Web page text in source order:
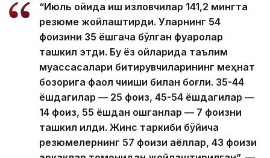
“Июль ойида иш изловчилар 141,2 мингта
резюме жойлаштирди. Уларнинг 54
фоизини 35 ёшгача бўлган фуқаролар
ташкил этди. Бу ёз ойларида таълим
муассасалари битирувчиларининг меҳнат
бозорига фаол чиқиши билан боғлиқ. 35-44
ёшдагилар — 25 фоиз, 45-54 ёшдагилар —
14 фоиз, 55 ёшдан ошганлар — 7 фоизни
ташкил қилди. Жинс таркиби бўйича
резюмелернинг 57 фоизи аёллар, 43 фоизи